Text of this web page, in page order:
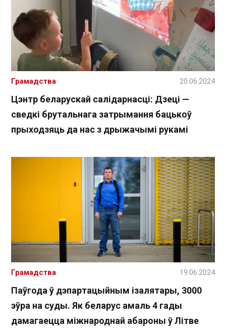
Цэнтр беларускай салідарнасці: Дзеці —
сведкі брутальнага затрымання бацькоў
прыходзяць да нас з дрыжачымі рукамі
Грамадства 20.06.2024
Паўгода ў дэпартацыйным ізалятары, 3000
эўра на суды. Як беларус амаль 4 гады
дамагаецца міжнароднай абароны ў Літве
Грамадства 19.06.2024